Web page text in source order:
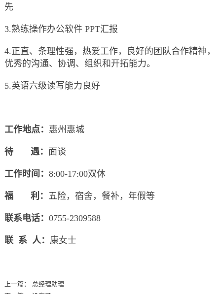
先
3.熟练操作办公软件 PPT汇报
4.正直、条理性强，热爱工作，良好的团队合作精神，
优秀的沟通、协调、组织和开拓能力。
5.英语六级读写能力良好
工作地点： 惠州惠城
待 遇： 面谈
工作时间： 8:00-17:00双休
福 利： 五险，宿舍，餐补，年假等
联系电话： 0755-2309588
联 系 人： 康女士
上一篇： 总经理助理